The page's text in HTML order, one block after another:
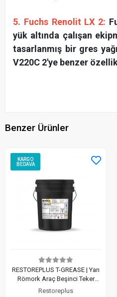
5. Fuchs Renolit LX 2:
yük altında çalışan
tasarlanmış bir gres
V220C 2'ye benzer
Benzer Ürünler
KARGO
BEDAVA
RESTOREPLUS T-GREASE | Yarı
Römork Araç Beşinci Teker
Gresi (15 Kg)
Restoreplus